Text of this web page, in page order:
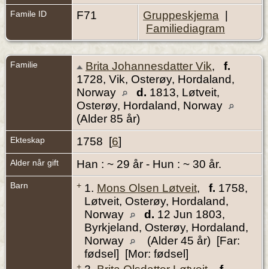
Famile ID F71 Gruppeskjema
Familiediagram
Familie Brita Johannesdatter Vik, f.
1728, Vik, Osterøy, Hordaland,
Norway
d. 1813, Løtveit,
Osterøy, Hordaland, Norway
(Alder 85 år)
Ekteskap 1758 [6]
Alder når gift Han : ~ 29 år - Hun : ~ 30 år.
Barn + 1. Mons Olsen Løtveit, f. 1758,
Løtveit, Osterøy, Hordaland,
Norway
d. 12 Jun 1803,
Byrkjeland, Osterøy, Hordaland,
Norway
(Alder 45 år) [Far:
fødsel] [Mor: fødsel]
+